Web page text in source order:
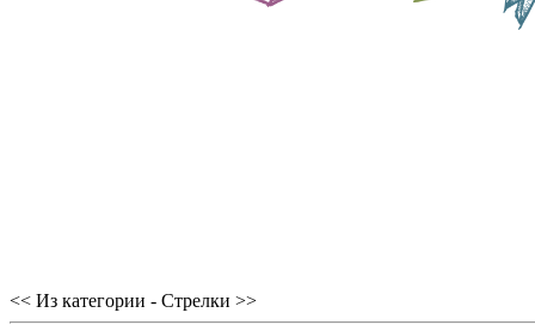
<< Из категории - Стрелки >>